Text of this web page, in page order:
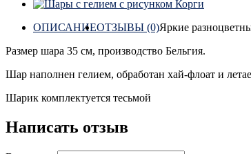
ОПИСАНИЕОТЗЫВЫ (0)Яркие
Размер шара 35 см, производство Бельгия.
Шар наполнен гелием, обработан хай-флоат и
Шарик комплектуется тесьмой
Написать отзыв